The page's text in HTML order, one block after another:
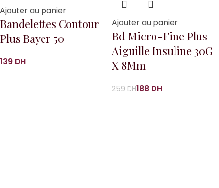
Ajouter au panier
Bandelettes Contour
Plus Bayer 50
DH
Ajouter au panier
Bd Micro-Fine Plus
Aiguille Insuline 30G
X 8Mm
259DH188 DH